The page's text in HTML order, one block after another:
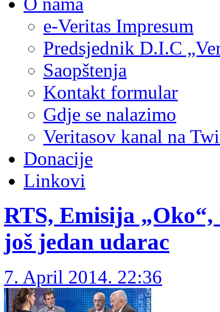
e-Veritas Impresum
Predsjednik D.I.C
Saopštenja
Kontakt formular
Gdje se nalazimo
Veritasov kanal na
Donacije
Linkovi
RTS, Emisija „Oko“,
još jedan udarac
7. April 2014. 22:36